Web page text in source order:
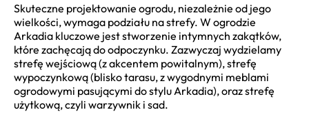
Skuteczne projektowanie ogrodu, niezależnie od jego
wielkości, wymaga podziału na strefy. W ogrodzie
Arkadia kluczowe jest stworzenie intymnych zakątków,
które zachęcają do odpoczynku. Zazwyczaj wydzielamy
strefę wejściową (z akcentem powitalnym), strefę
wypoczynkową (blisko tarasu, z wygodnymi meblami
ogrodowymi pasującymi do stylu Arkadia), oraz strefę
użytkową, czyli warzywnik i sad.